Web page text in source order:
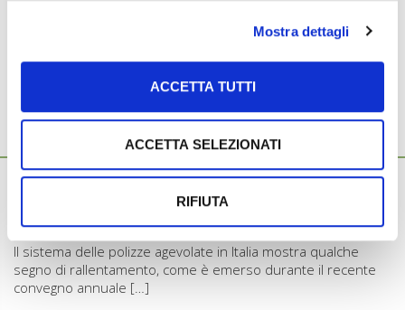
Mostra dettagli
ACCETTA TUTTI
ACCETTA SELEZIONATI
RIFIUTA
VINITALY VINO
Ti potrebbero interessare anche...
16 Aprile 2025
Calo delle assicurazioni: arriva la “polizza
smart”
Il sistema delle polizze agevolate in Italia mostra qualche
segno di rallentamento, come è emerso durante il recente
convegno annuale […]